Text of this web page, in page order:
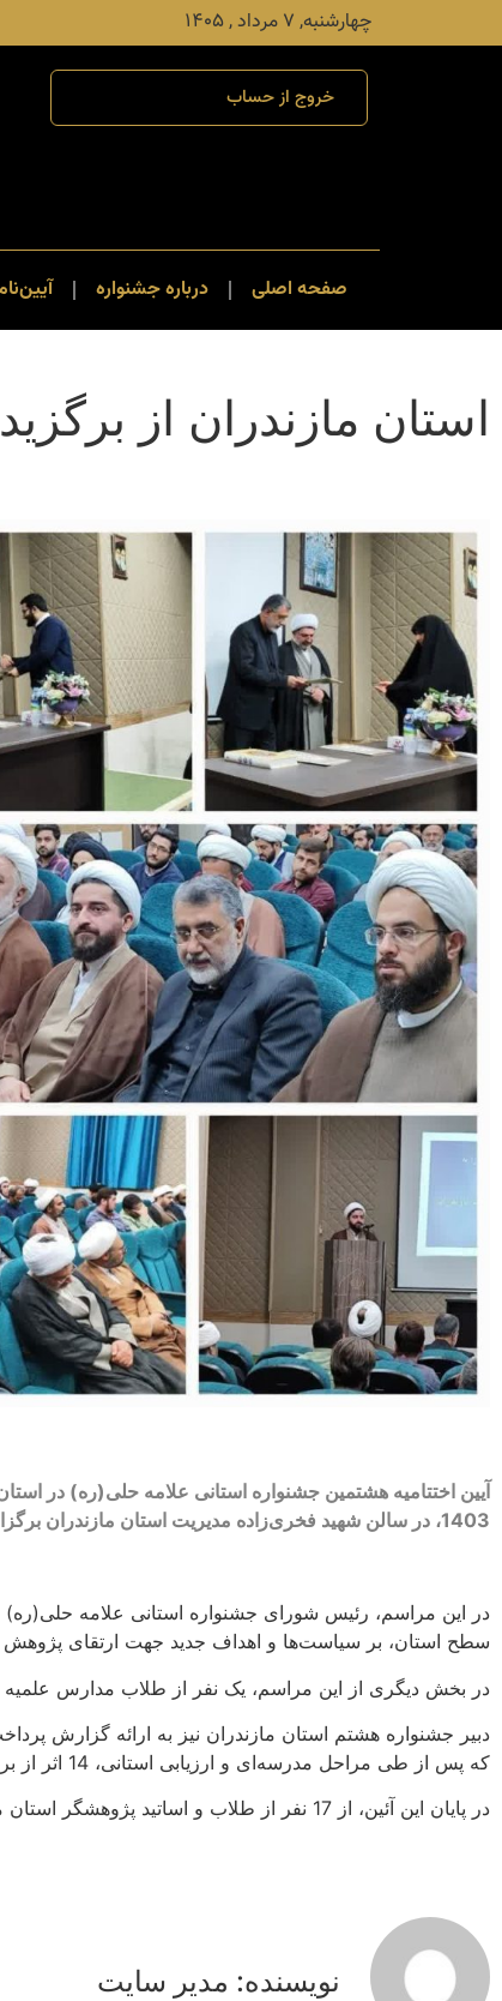
چهارشنبه, ۷ مرداد , ۱۴۰۵
خروج از حساب
صفحه اصلی درباره جشنواره
استان مازندران از
آیین اختتامیه هشتمین جشنواره استانی علامه حلی(ره) در
1403، در سالن شهید فخری‌زاده مدیریت استان مازندران برگزار شد.
در این مراسم، رئیس شورای جشنواره استانی علامه
سطح استان، بر سیاست‌ها و اهداف جدید جهت ارتقای پژوهش
در بخش دیگری از این مراسم، یک نفر از طلاب مدارس علمیه و
که پس از طی مراحل مدرسه‌ای و ارزیابی استانی، 14 اثر از برادران و 3 اثر از خواهران حائز رتبه شدند.
در پایان این آئین، از 17 نفر از طلاب و اساتید پژوهشگر استان مازندران تقدیر شد.
نویسنده: مدیر سایت